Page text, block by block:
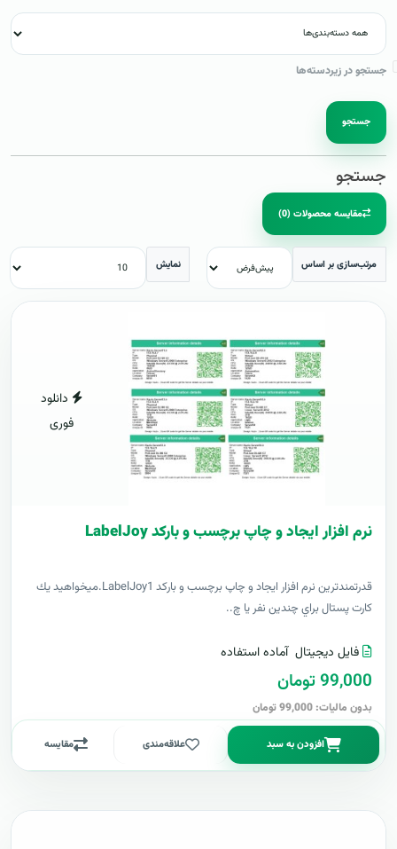
جستجو در زیردسته‌ها
جستجو
جستجو
مقایسه محصولات (0)
مرتب‌سازی بر اساس نمایش
دانلود
فوری
نرم افزار ایجاد و چاپ برچسب و بارکد LabelJoy
قدرتمندترين نرم افزار ایجاد و چاپ برچسب و بارکد LabelJoy1.ميخواهيد يك
كارت پستال براي چندين نفر يا چ..
فایل دیجیتال آماده استفاده
99,000 تومان
بدون مالیات: 99,000 تومان
افزودن به سبد علاقه‌مندی مقایسه